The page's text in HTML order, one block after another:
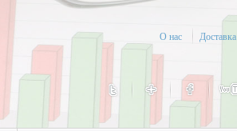
О нас Доставка